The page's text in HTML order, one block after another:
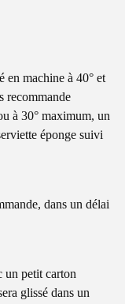
en machine à 40° et
recommande
à 30° maximum, un
éponge suivi
dans un délai
un petit carton
glissé dans un